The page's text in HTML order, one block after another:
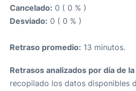
Cancelado: 0 ( 0 % )
Desviado: 0 ( 0 % )
Retraso promedio: 13 minutos.
Retrasos analizados por día de
recopilado los datos disponibles